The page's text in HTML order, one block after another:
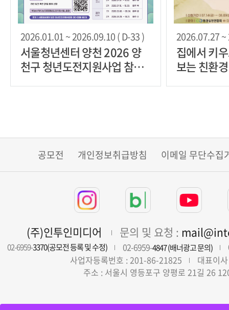
2026.01.01 ~ 2026.09.10 ( D-33 )
서울청년센터 양천 2026 양
천구 청년도전지원사업 참여
2026.07.27 ~
집에서 키
보는 친환
공모전 개인정보취급방침 이메일 무단수집
(주)인투인미디어 문의 및 요청 :
02-6959-3370(공모전 등록 및 수정) 02-6959-4847 (배너광고 문의)
사업자등록번호 : 201-86-21825
대표이
주소 : 서울시 영등포구 양평로 21길 26